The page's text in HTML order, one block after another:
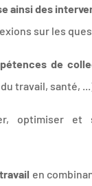
ainsi des
sur les
de
travail, santé,
optimiser
en